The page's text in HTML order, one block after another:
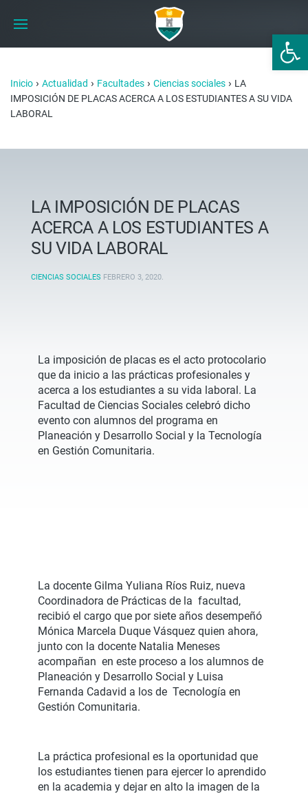
Abrir
Inicio › Actualidad › Facultades › Ciencias sociales › LA
IMPOSICIÓN DE PLACAS ACERCA A LOS ESTUDIANTES A SU VIDA
LABORAL
LA IMPOSICIÓN DE PLACAS
ACERCA A LOS ESTUDIANTES A
SU VIDA LABORAL
CIENCIAS SOCIALES FEBRERO 3, 2020.
La imposición de placas es el acto protocolario
que da inicio a las prácticas profesionales y
acerca a los estudiantes a su vida laboral. La
Facultad de Ciencias Sociales celebró dicho
evento con alumnos del programa en
Planeación y Desarrollo Social y la Tecnología
en Gestión Comunitaria.
La docente Gilma Yuliana Ríos Ruiz, nueva
Coordinadora de Prácticas de la facultad,
recibió el cargo que por siete años desempeñó
Mónica Marcela Duque Vásquez quien ahora,
junto con la docente Natalia Meneses
acompañan en este proceso a los alumnos de
Planeación y Desarrollo Social y Luisa
Fernanda Cadavid a los de Tecnología en
Gestión Comunitaria.
La práctica profesional es la oportunidad que
los estudiantes tienen para ejercer lo aprendido
en la academia y dejar en alto la imagen de la